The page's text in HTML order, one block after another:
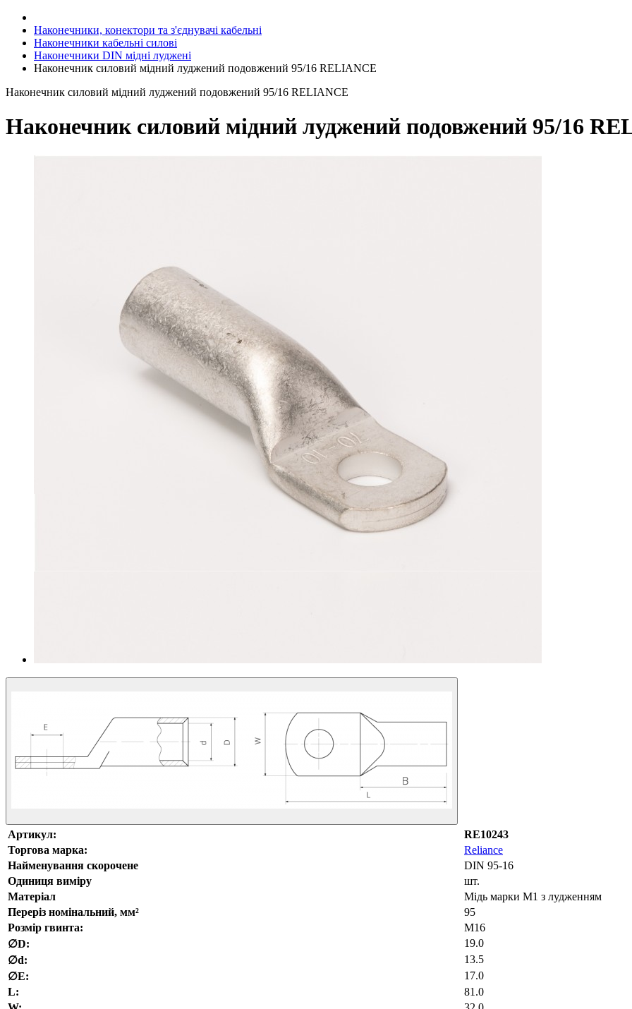
Наконечники, конектори та з'єднувачі кабельні
Наконечники кабельні силові
Наконечники DIN мідні луджені
Наконечник силовий мідний луджений подовжений 95/16 RELIANCE
Наконечник силовий мідний луджений подовжений 95/16 RELIANCE
Наконечник силовий мідний луджений подовжений 95/16
Артикул:
RE10243
Торгова марка:
Reliance
Найменування скорочене
DIN 95-16
Одиниця виміру
шт.
Матеріал
Мідь марки М1 з лудженням
Переріз номінальний, мм²
95
Розмір гвинта:
M16
∅D:
19.0
∅d:
13.5
∅E:
17.0
L:
81.0